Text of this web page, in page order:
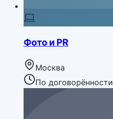
Фото и PR
Москва
По договорённости